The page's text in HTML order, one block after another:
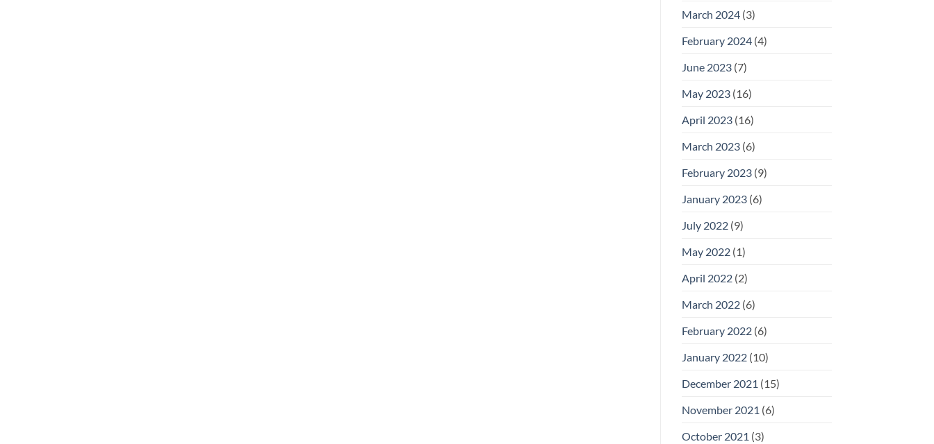
March 2024(3)
February 2024(4)
June 2023(7)
May 2023(16)
April 2023(16)
March 2023(6)
February 2023(9)
January 2023(6)
July 2022(9)
May 2022(1)
April 2022(2)
March 2022(6)
February 2022(6)
January 2022(10)
December 2021 (15)
November 2021 (6)
October 2021 (3)